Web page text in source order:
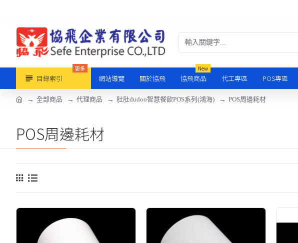
目錄索引
更多
網站導覽 關於協飛 協飛商品
New
代工專區 POS專區
全部商品 代理商品 肚肚dudoo智慧餐飲POS系列(鴻海) POS周邊耗材
POS周邊耗材